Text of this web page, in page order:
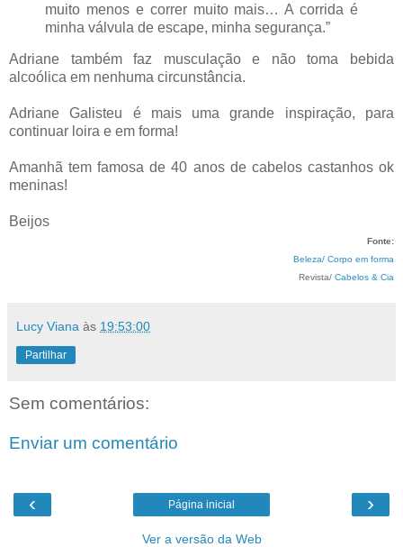
muito menos e correr muito mais… A corrida é
minha válvula de escape, minha segurança.”
Adriane também faz musculação e não toma bebida
alcoólica em nenhuma circunstância.
Adriane Galisteu é mais uma grande inspiração, para
continuar loira e em forma!
Amanhã tem famosa de 40 anos de cabelos castanhos ok
meninas!
Beijos
Fonte:
Beleza/ Corpo em forma
Revista/ Cabelos & Cia
Lucy Viana às 19:53:00
Partilhar
Sem comentários:
Enviar um comentário
‹ ›
Página inicial
Ver a versão da Web